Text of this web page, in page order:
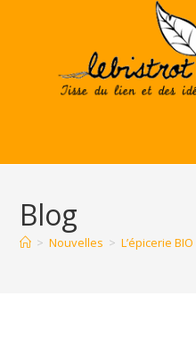
Blog
> Nouvelles > L’épicerie BIO